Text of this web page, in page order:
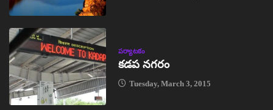
పర్యాటకం
కడప నగరం
Tuesday, March 3, 2015